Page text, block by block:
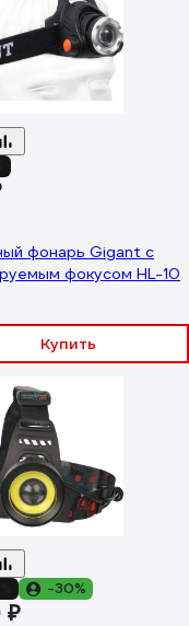
фонарь Gigant с
фокусом HL-10
Купить
-30%
₽